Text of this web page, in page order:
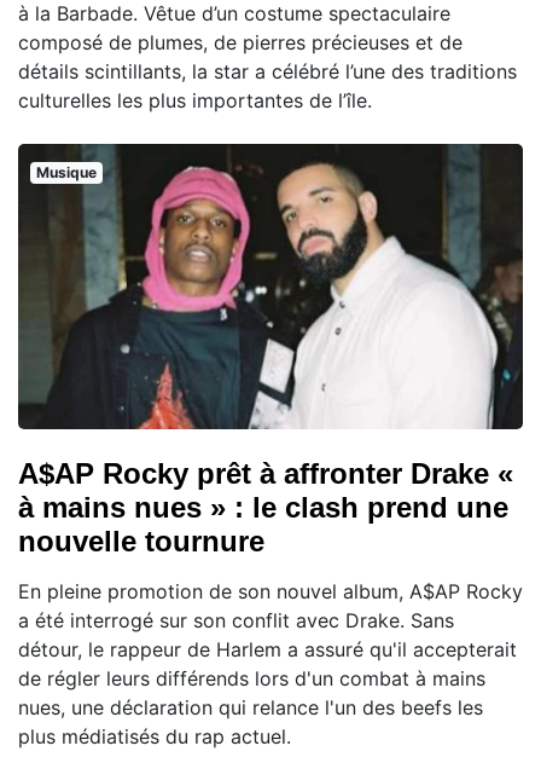
à la Barbade. Vêtue d’un costume spectaculaire
composé de plumes, de pierres précieuses et de
détails scintillants, la star a célébré l’une des traditions
culturelles les plus importantes de l’île.
Musique
A$AP Rocky prêt à affronter Drake «
à mains nues » : le clash prend une
nouvelle tournure
En pleine promotion de son nouvel album, A$AP Rocky
a été interrogé sur son conflit avec Drake. Sans
détour, le rappeur de Harlem a assuré qu'il accepterait
de régler leurs différends lors d'un combat à mains
nues, une déclaration qui relance l'un des beefs les
plus médiatisés du rap actuel.